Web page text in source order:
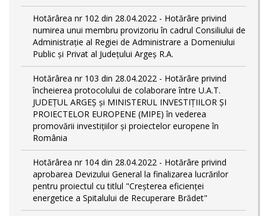
Hotărârea nr 102 din 28.04.2022 - Hotărâre privind
numirea unui membru provizoriu în cadrul Consiliului de
Administrație al Regiei de Administrare a Domeniului
Public și Privat al Județului Argeș R.A.
Hotărârea nr 103 din 28.04.2022 - Hotărâre privind
încheierea protocolului de colaborare între U.A.T.
JUDEȚUL ARGEȘ și MINISTERUL INVESTIȚIILOR ȘI
PROIECTELOR EUROPENE (MIPE) în vederea
promovării investițiilor și proiectelor europene în
România
Hotărârea nr 104 din 28.04.2022 - Hotărâre privind
aprobarea Devizului General la finalizarea lucrărilor
pentru proiectul cu titlul "Creșterea eficienței
energetice a Spitalului de Recuperare Brădet"